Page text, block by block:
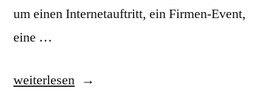
um einen Internetauftritt, ein Firmen-Event,
eine …
„Ich
weiterlesen